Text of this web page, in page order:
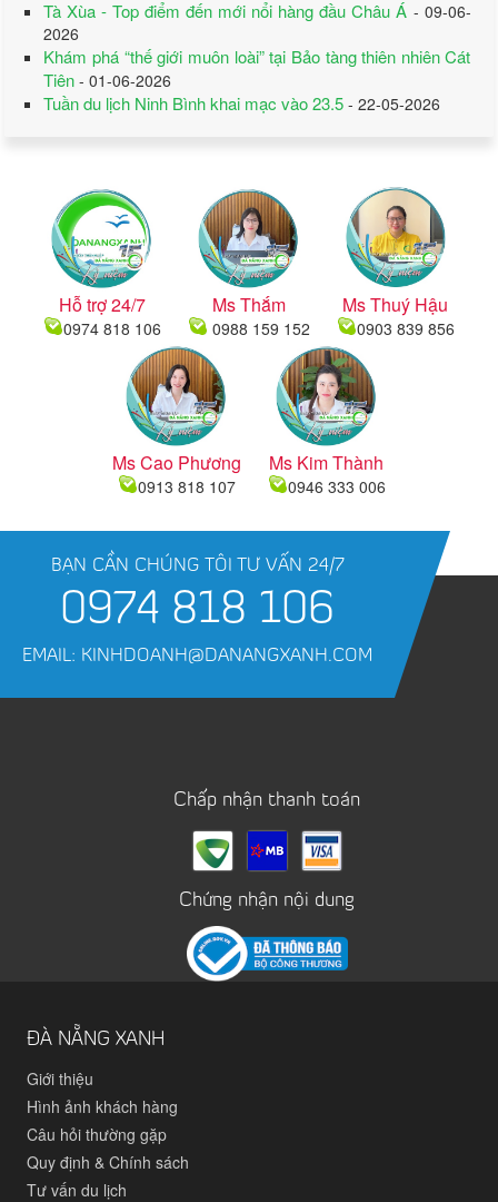
Tà Xùa - Top điểm đến mới nổi hàng đầu Châu Á - 09-06-
2026
Khám phá “thế giới muôn loài” tại Bảo tàng thiên nhiên Cát
Tiên - 01-06-2026
Tuần du lịch Ninh Bình khai mạc vào 23.5 - 22-05-2026
Hỗ trợ 24/7
0974 818 106
Ms Thắm
0988 159 152
Ms Thuý Hậu
0903 839 856
Ms Cao Phương
0913 818 107
Ms Kim Thành
0946 333 006
BẠN CẦN CHÚNG TÔI TƯ VẤN 24/7
0974 818 106
EMAIL: KINHDOANH@DANANGXANH.COM
Chấp nhận thanh toán
Chứng nhận nội dung
ĐÀ NẴNG XANH
Giới thiệu
Hình ảnh khách hàng
Câu hỏi thường gặp
Quy định & Chính sách
Tư vấn du lịch